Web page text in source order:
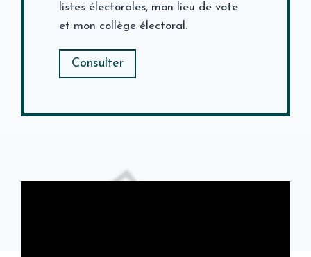
listes électorales, mon lieu de vote
et mon collège électoral.
Consulter